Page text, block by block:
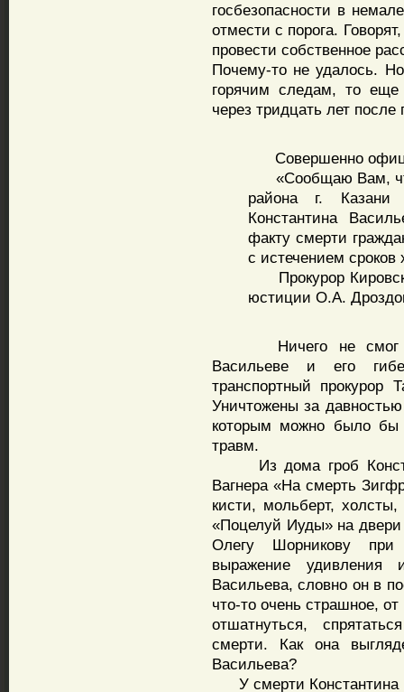
госбезопасности в
отмести с порога.
провести собственное
Почему-то не удалось.
горячим следам, то
через тридцать лет после
Совершенно
«Сообщаю Вам, что
района г.
Константина
факту смерти
с истечением сроков
Прокурор
юстиции О.А.
Ничего не смог
Васильеве и его
транспортный прокурор
Уничтожены за
которым можно было бы
травм.
Из дома гроб
Вагнера «На смерть
кисти, мольберт,
«Поцелуй Иуды» на двери
Олегу Шорникову при
выражение удивления
Васильева, словно он в
что-то очень страшное,
отшатнуться,
смерти. Как она
Васильева?
У смерти Константина